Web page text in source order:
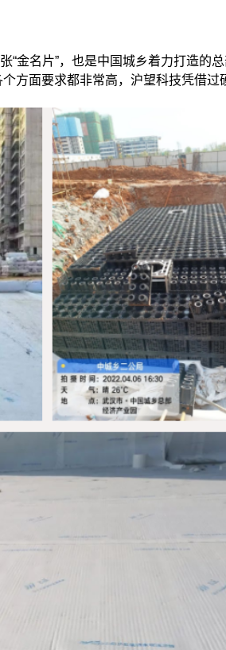
名片”，也是中国城乡着力打造的
方面要求都非常高，沪望科技凭借